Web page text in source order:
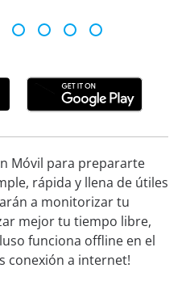
Móvil para prepararte
rápida y llena de útiles
a monitorizar tu
mejor tu tiempo libre,
funciona offline en el
conexión a internet!